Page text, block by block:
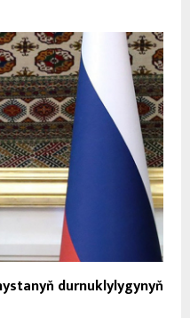
durnuklylygynyň